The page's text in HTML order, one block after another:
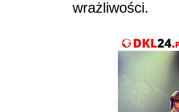
wrażliwości.